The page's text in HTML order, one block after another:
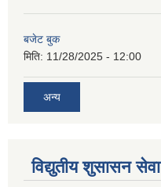
बजेट बुक
मिति: 11/28/2025 - 12:00
अन्य
विद्युतीय शुसासन सेवा